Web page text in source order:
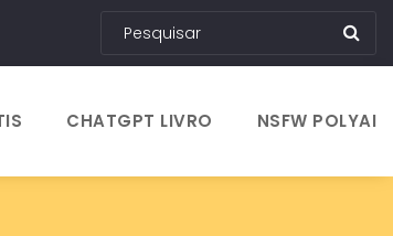
CHATGPT LIVRO NSFW POLYAI